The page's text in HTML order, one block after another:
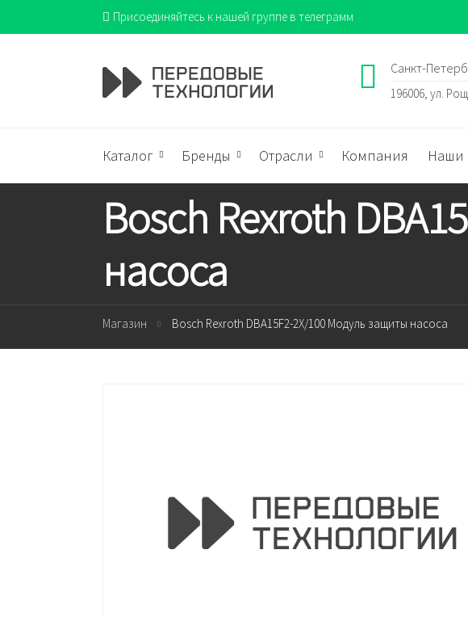
Присоединяйтесь к нашей группе в телеграмм
Санкт-
196006, ул.
Каталог Бренды Отрасли Компания Наши
Bosch Rexroth
насоса
Магазин Bosch Rexroth DBA15F2-2X/100 Модуль защиты насоса